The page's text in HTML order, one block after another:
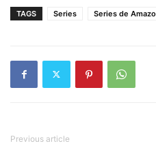
TAGS Series Series de
Previous article